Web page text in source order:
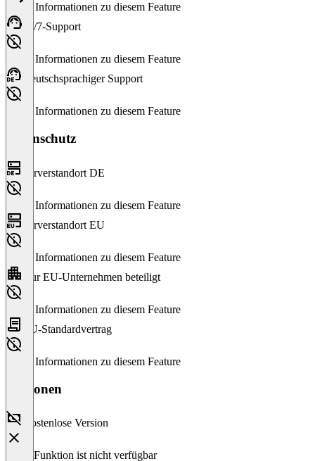
Keine Informationen zu diesem Feature
24/7-Support
Keine Informationen zu diesem Feature
Deutschsprachiger Support
Keine Informationen zu diesem Feature
Datenschutz
Serverstandort DE
Keine Informationen zu diesem Feature
Serverstandort EU
Keine Informationen zu diesem Feature
Nur EU-Unternehmen beteiligt
Keine Informationen zu diesem Feature
EU-Standardvertrag
Keine Informationen zu diesem Feature
Versionen
Kostenlose Version
Diese Funktion ist nicht verfügbar